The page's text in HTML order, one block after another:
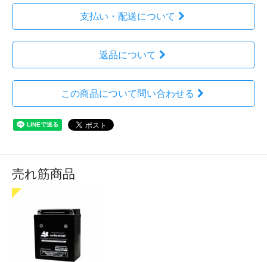
支払い・配送について
返品について
この商品について問い合わせる
売れ筋商品